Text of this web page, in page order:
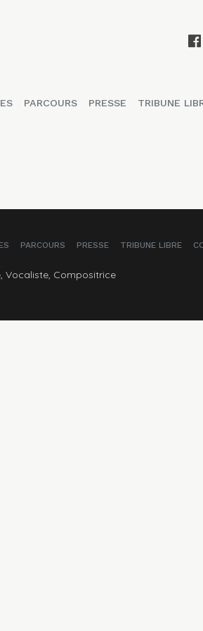
PARCOURS PRESSE TRIBUNE
PARCOURS PRESSE TRIBUNE LIBRE
Vocaliste, Compositrice